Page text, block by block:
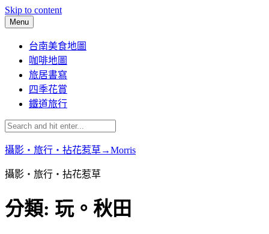
Skip to content
Menu
台南美食地圖
咖啡地圖
旅居書寫
四季花賞
鐵道旅行
攝影‧旅行‧拈花惹草→Morris
攝影‧旅行‧拈花惹草
分類: 玩。秋田